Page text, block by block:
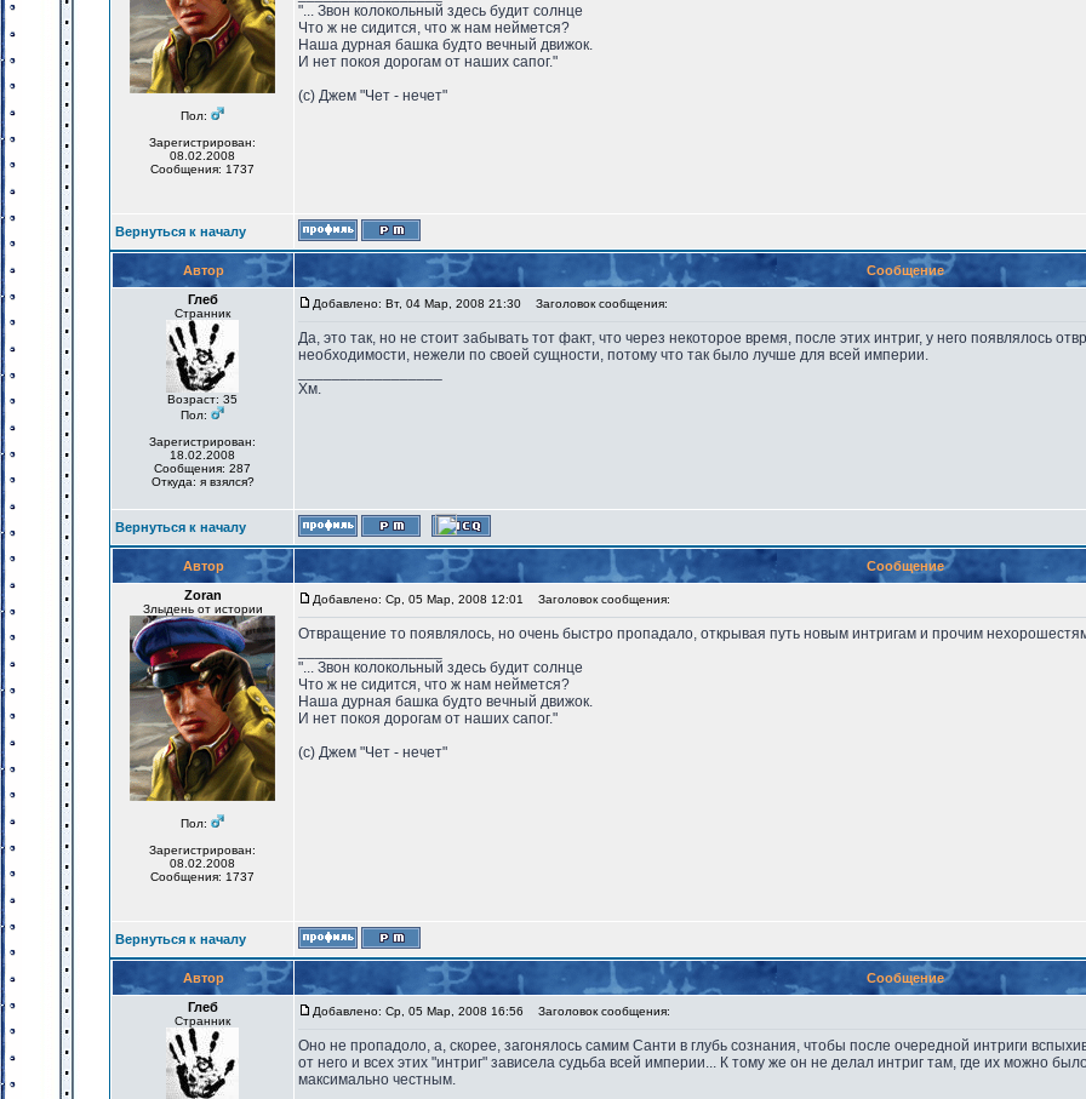
Пол:
Зарегистрирован:
08.02.2008
Сообщения: 1737
"... Звон колокольный здесь будит солнце
Что ж не сидится, что ж нам неймется?
Наша дурная башка будто вечный движок.
И нет покоя дорогам от наших сапог."
(с) Джем "Чет - нечет"
Вернуться к началу
Автор
Сообщение
Глеб
Странник
Возраст: 35
Пол:
Зарегистрирован:
18.02.2008
Сообщения: 287
Откуда: я взялся?
Добавлено: Вт, 04 Мар, 2008 21:30 Заголовок сообщения:
Да, это так, но не стоит забывать тот факт, что через некоторое время, после этих интриг, у него появлялось
необходимости, нежели по своей сущности, потому что так было лучше для всей империи.
Хм.
Вернуться к началу
Автор
Сообщение
Zoran
Злыдень от истории
Пол:
Зарегистрирован:
08.02.2008
Сообщения: 1737
Добавлено: Ср, 05 Мар, 2008 12:01 Заголовок сообщения:
Отвращение то появлялось, но очень быстро пропадало, открывая путь новым интригам и прочим
"... Звон колокольный здесь будит солнце
Что ж не сидится, что ж нам неймется?
Наша дурная башка будто вечный движок.
И нет покоя дорогам от наших сапог."
(с) Джем "Чет - нечет"
Вернуться к началу
Автор
Сообщение
Глеб
Странник
Добавлено: Ср, 05 Мар, 2008 16:56 Заголовок сообщения:
Оно не пропадоло, а, скорее, загонялось самим Санти в глубь сознания, чтобы после очередной интриги
от него и всех этих "интриг" зависела судьба всей империи... К тому же он не делал интриг там, где их можно
максимально честным.